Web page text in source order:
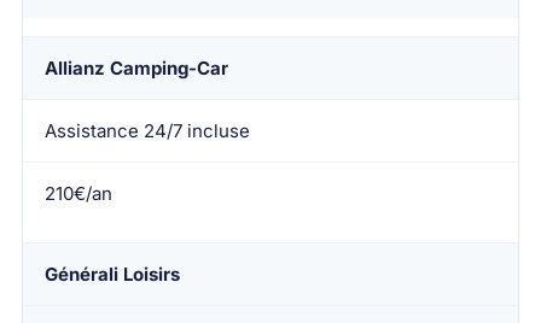
Allianz Camping-Car
Assistance 24/7 incluse
210€/an
Générali Loisirs